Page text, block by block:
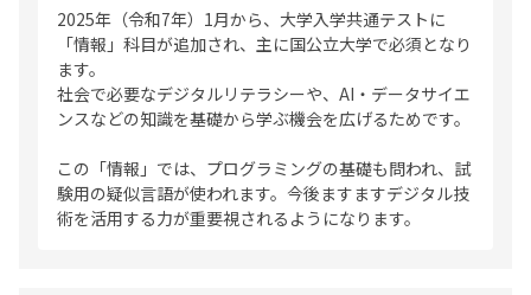
2025年（令和7年）1月から、大学入学共通テストに
「情報」科目が追加され、主に国公立大学で必須となり
ます。
社会で必要なデジタルリテラシーや、AI・データサイエ
ンスなどの知識を基礎から学ぶ機会を広げるためです。
この「情報」では、プログラミングの基礎も問われ、試
験用の疑似言語が使われます。今後ますますデジタル技
術を活用する力が重要視されるようになります。